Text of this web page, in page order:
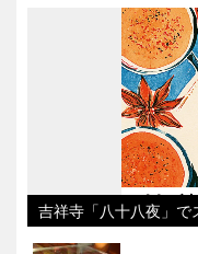
吉祥寺「八十八夜」